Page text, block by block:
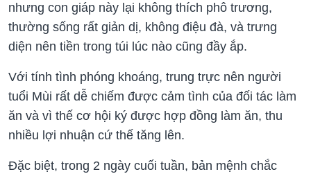
nhưng con giáp này lại không thích phô trương,
thường sống rất giản dị, không điệu đà, và trưng
diện nên tiền trong túi lúc nào cũng đầy ắp.
Với tính tình phóng khoáng, trung trực nên người
tuổi Mùi rất dễ chiếm được cảm tình của đối tác làm
ăn và vì thế cơ hội ký được hợp đồng làm ăn, thu
nhiều lợi nhuận cứ thế tăng lên.
Đặc biệt, trong 2 ngày cuối tuần, bản mệnh chắc